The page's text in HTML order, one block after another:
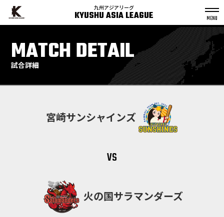
九州アジアリーグ
KYUSHU ASIA LEAGUE
MATCH DETAIL
試合詳細
宮崎サンシャインズ
vs
火の国サラマンダーズ